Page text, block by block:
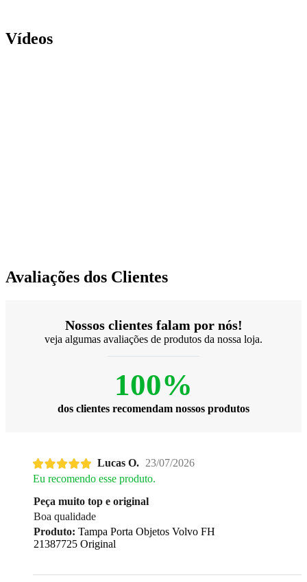
Vídeos
Avaliações dos Clientes
Nossos clientes falam por nós!
veja algumas avaliações de produtos da nossa loja.
100%
dos clientes recomendam nossos produtos
Lucas O. 23/07/2026
Eu recomendo esse produto.
Peça muito top e original
Boa qualidade
Produto: Tampa Porta Objetos Volvo FH
21387725 Original